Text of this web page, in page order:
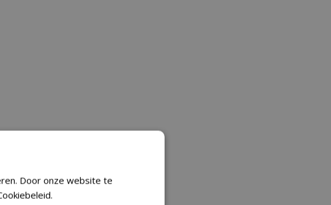
Door onze website te